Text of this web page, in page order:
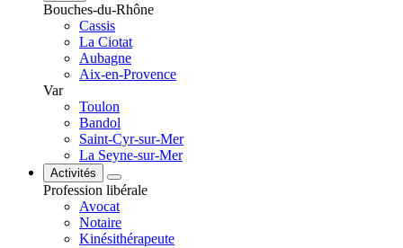
Bouches-du-Rhône
Cassis
La Ciotat
Aubagne
Aix-en-Provence
Var
Toulon
Bandol
Saint-Cyr-sur-Mer
La Seyne-sur-Mer
Activités
Profession libérale
Avocat
Notaire
Kinésithérapeute